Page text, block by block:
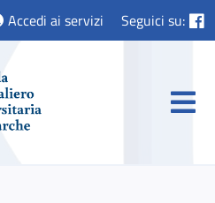
Accedi ai servizi Seguici su: